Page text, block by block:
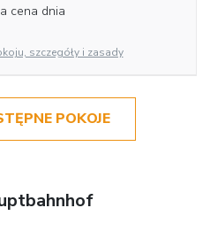
cena dnia
szczegóły i zasady
POKOJE